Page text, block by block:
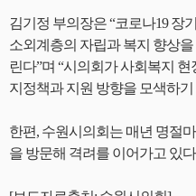
김기정 부의장은 “코로나19 장
소외계층의 자립과 복지 향상
린다”며 “시의회가 사회복지
지정책과 지원 방향을 모색하
한편, 수원시의회는 매년 명절
을 방문해 격려를 이어가고 있